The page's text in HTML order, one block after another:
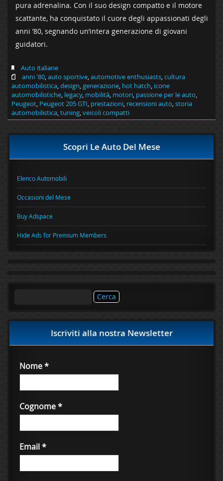
pura adrenalina. Con il suo design compatto e il motore
scattante, ha conquistato il cuore degli appassionati degli
anni ’80, segnando un’intera generazione di giovani
guidatori.
Auto italiane
anni '80,auto sportive,automotive enthusiasts,cultura
automobilistica,design,generazione, hot hatch, icone
automobilistiche, legacy, mobilità, motori, passione per le auto,
Peugeot, Peugeot 205 GTI, prestazioni, recensioni auto,storia
automobilistica,tuning,veicoli compatti
Scopri Le Auto Del Mese
Elenco Automobili
Occasioni del Mese
Buy Adspace
Hide Ads for Premium Members
Iscriviti alla nostra Newsletter
Nome*
Cognome*
Email*